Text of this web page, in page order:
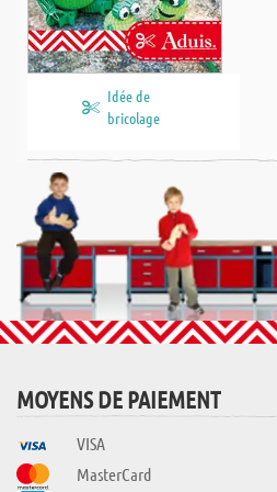
Idée de
bricolage
MOYENS DE PAIEMENT
VISA
MasterCard